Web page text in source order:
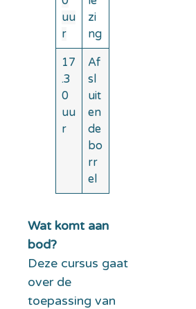
uu
r
zi
ng
17
.3
0
uu
r
Af
sl
uit
en
de
bo
rr
el
Wat komt aan
bod?
Deze cursus gaat
over de
toepassing van